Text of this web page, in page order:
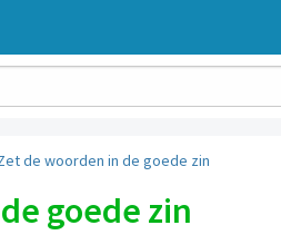
de woorden in de goede zin
goede zin